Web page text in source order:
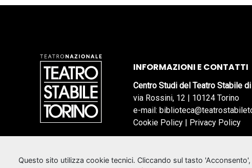
INFORMAZIONI E CONTATTI
Centro Studi del Teatro Stabile
via Rossini, 12 | 10124 Torino
e-mail:
Cookie Policy | Privacy Policy
Questo sito utilizza cookie tecnici. Cliccando sul tasto